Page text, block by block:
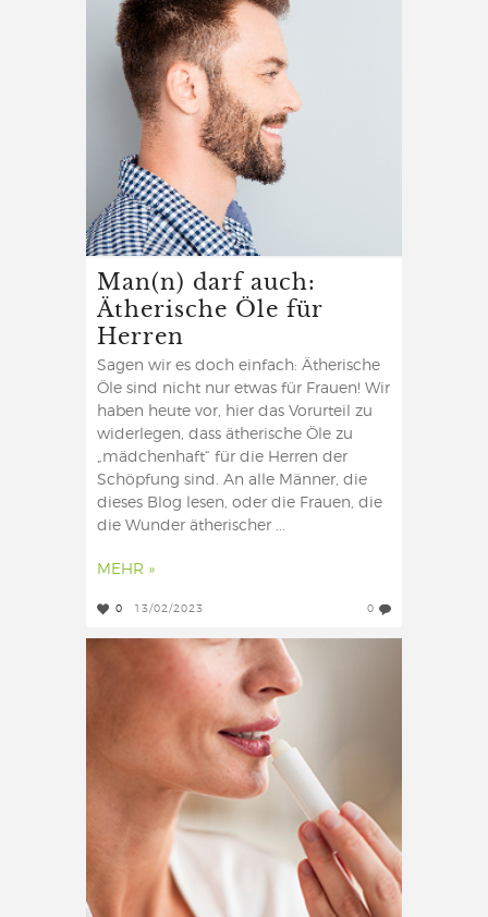
Man(n) darf auch:
Ätherische Öle für
Herren
Sagen wir es doch einfach: Ätherische
Öle sind nicht nur etwas für Frauen! Wir
haben heute vor, hier das Vorurteil zu
widerlegen, dass ätherische Öle zu
„mädchenhaft“ für die Herren der
Schöpfung sind. An alle Männer, die
dieses Blog lesen, oder die Frauen, die
die Wunder ätherischer ...
MEHR »
0 13/02/2023 0